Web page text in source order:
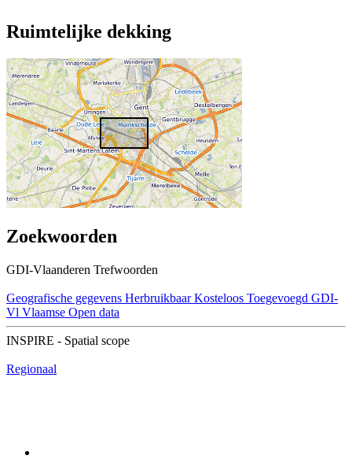
Ruimtelijke dekking
Zoekwoorden
GDI-Vlaanderen Trefwoorden
Geografische gegevens Herbruikbaar Kosteloos Toegevoegd GDI-
Vl Vlaamse Open data
INSPIRE - Spatial scope
Regionaal